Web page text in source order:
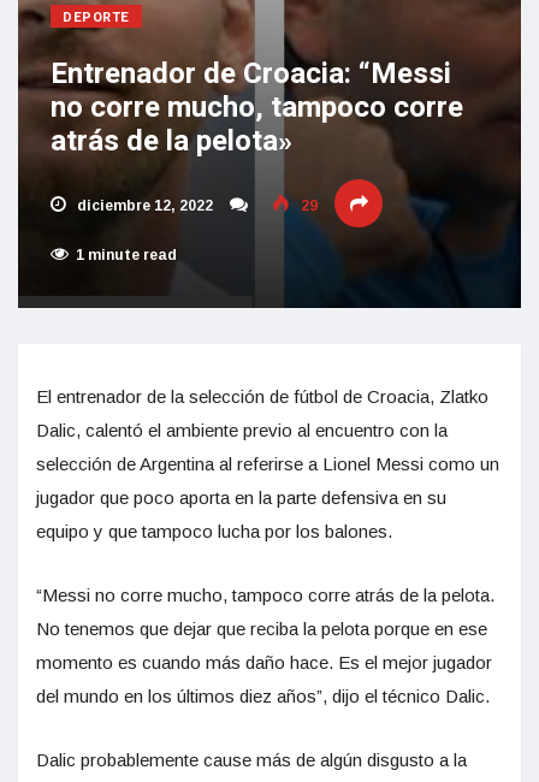
DEPORTE
Entrenador de Croacia: “Messi
no corre mucho, tampoco corre
atrás de la pelota»
diciembre 12, 2022 29
1 minute read
El entrenador de la selección de fútbol de Croacia, Zlatko
Dalic, calentó el ambiente previo al encuentro con la
selección de Argentina al referirse a Lionel Messi como un
jugador que poco aporta en la parte defensiva en su
equipo y que tampoco lucha por los balones.
“Messi no corre mucho, tampoco corre atrás de la pelota.
No tenemos que dejar que reciba la pelota porque en ese
momento es cuando más daño hace. Es el mejor jugador
del mundo en los últimos diez años”, dijo el técnico Dalic.
Dalic probablemente cause más de algún disgusto a la